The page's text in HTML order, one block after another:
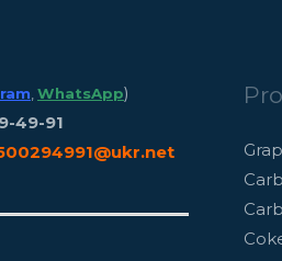
WhatsApp)
49-91